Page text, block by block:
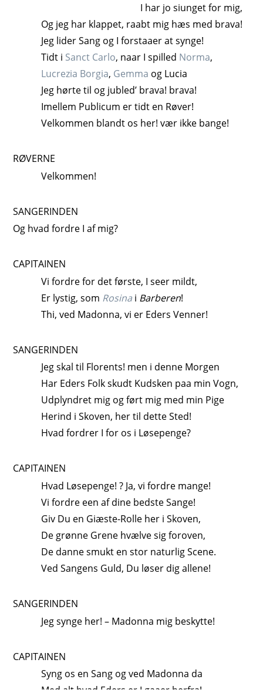
I har jo siunget for mig,
Og jeg har klappet, raabt mig hæs med brava!
Jeg lider Sang og I forstaaer at synge!
Tidt i Sanct Carlo, naar I spilled Norma,
Lucrezia Borgia, Gemma og Lucia
Jeg hørte til og jubled’ brava! brava!
Imellem Publicum er tidt en Røver!
Velkommen blandt os her! vær ikke bange!
RØVERNE
Velkommen!
SANGERINDEN
Og hvad fordre I af mig?
CAPITAINEN
Vi fordre for det første, I seer mildt,
Er lystig, som Rosina i Barberen!
Thi, ved Madonna, vi er Eders Venner!
SANGERINDEN
Jeg skal til Florents! men i denne Morgen
Har Eders Folk skudt Kudsken paa min Vogn,
Udplyndret mig og ført mig med min Pige
Herind i Skoven, her til dette Sted!
Hvad fordrer I for os i Løsepenge?
CAPITAINEN
Hvad Løsepenge! ? Ja, vi fordre mange!
Vi fordre een af dine bedste Sange!
Giv Du en Giæste-Rolle her i Skoven,
De grønne Grene hvælve sig foroven,
De danne smukt en stor naturlig Scene.
Ved Sangens Guld, Du løser dig allene!
SANGERINDEN
Jeg synge her! – Madonna mig beskytte!
CAPITAINEN
Syng os en Sang og ved Madonna da
Med alt hvad Eders er I gaaer herfra!